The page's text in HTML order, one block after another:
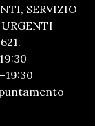
SERVIZIO